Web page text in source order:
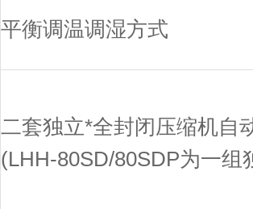
平衡调温调湿方式
二套独立*全封闭压缩机自
(LHH-80SD/80SDP为一